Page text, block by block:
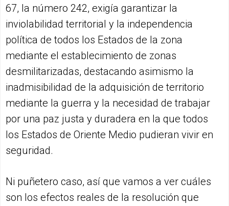
67, la número 242, exigía garantizar la
inviolabilidad territorial y la independencia
política de todos los Estados de la zona
mediante el establecimiento de zonas
desmilitarizadas, destacando asimismo la
inadmisibilidad de la adquisición de territorio
mediante la guerra y la necesidad de trabajar
por una paz justa y duradera en la que todos
los Estados de Oriente Medio pudieran vivir en
seguridad.
Ni puñetero caso, así que vamos a ver cuáles
son los efectos reales de la resolución que